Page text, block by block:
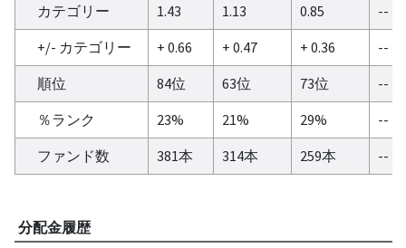
カテゴリー
1.43 1.13 0.85
--
+/- カテゴリー
+ 0.66 + 0.47 + 0.36
--
順位
84位 63位 73位
--
％ランク
23% 21% 29%
--
ファンド数
381本 314本 259本 --
分配金履歴